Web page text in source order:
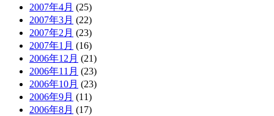
2007年4月 (25)
2007年3月 (22)
2007年2月 (23)
2007年1月 (16)
2006年12月 (21)
2006年11月 (23)
2006年10月 (23)
2006年9月 (11)
2006年8月 (17)